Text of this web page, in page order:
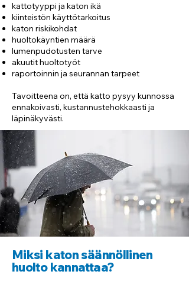
Miksi katon säännöllinen
huolto kannattaa?
kattotyyppi ja katon ikä
kiinteistön käyttötarkoitus
katon riskikohdat
huoltokäyntien määrä
lumenpudotusten tarve
akuutit huoltotyöt
raportoinnin ja seurannan tarpeet
Tavoitteena on, että katto pysyy kunnossa
ennakoivasti, kustannustehokkaasti ja
läpinäkyvästi.